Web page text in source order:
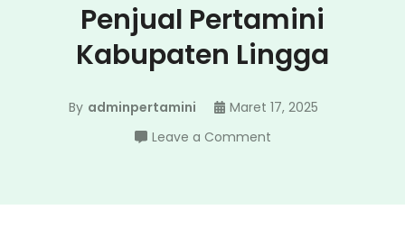
Penjual Pertamini
Kabupaten Lingga
By adminpertamini
Maret 17, 2025
Leave a Commenton
Kabupaten